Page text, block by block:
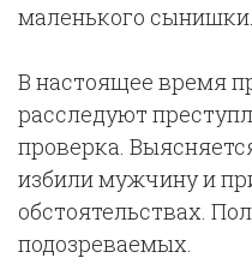
маленького сынишки.
В настоящее время
расследуют
проверка.
избили мужчину и
обстоятельствах.
подозреваемых.